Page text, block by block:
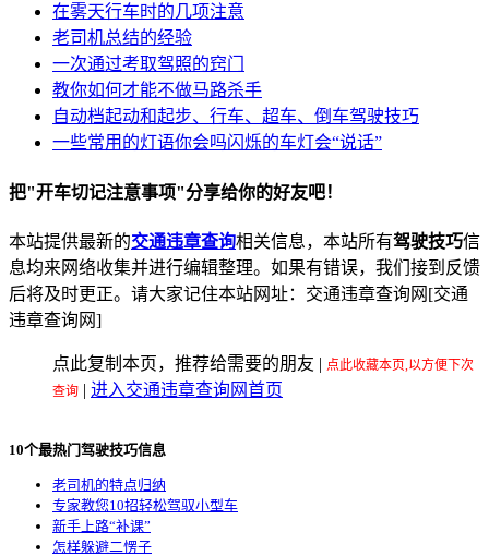
在雾天行车时的几项注意
老司机总结的经验
一次通过考取驾照的窍门
教你如何才能不做马路杀手
自动档起动和起步、行车、超车、倒车驾驶技巧
一些常用的灯语你会吗闪烁的车灯会“说话”
把"开车切记注意事项"分享给你的好友吧！
本站提供最新的交通违章查询相关信息，本站所有驾驶技巧信
息均来网络收集并进行编辑整理。如果有错误，我们接到反馈
后将及时更正。请大家记住本站网址：交通违章查询网[交通
违章查询网]
点此复制本页，推荐给需要的朋友 | 点此收藏本页,以方便下次
查询 | 进入交通违章查询网首页
10个最热门驾驶技巧信息
老司机的特点归纳
专家教您10招轻松驾驭小型车
新手上路“补课”
怎样躲避二愣子